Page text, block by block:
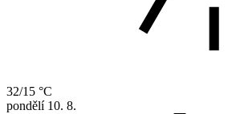
32/15 °C
pondělí 10. 8.